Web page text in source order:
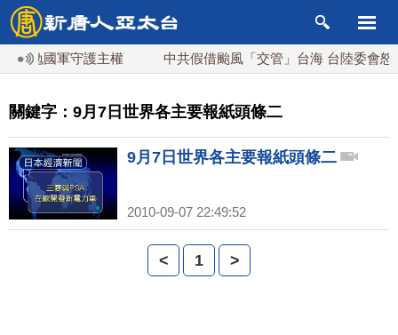
勗勉國軍守護主權 中共假借颱風「交管」台海 台陸委會怒
關鍵字：9月7日世界各主要報紙頭條二
9月7日世界各主要報紙頭條二
2010-09-07 22:49:52
< 1 >